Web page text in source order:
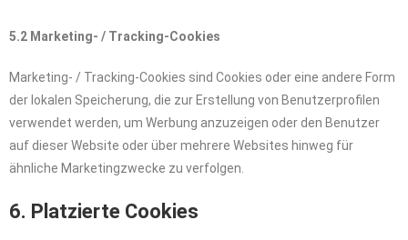
5.2 Marketing- / Tracking-Cookies
Marketing- / Tracking-Cookies sind Cookies oder eine andere Form
der lokalen Speicherung, die zur Erstellung von Benutzerprofilen
verwendet werden, um Werbung anzuzeigen oder den Benutzer
auf dieser Website oder über mehrere Websites hinweg für
ähnliche Marketingzwecke zu verfolgen.
6. Platzierte Cookies